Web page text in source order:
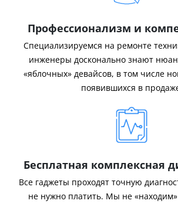
Профессионализм и
Специализируемся на ремонте
инженеры досконально знают
«яблочных» девайсов, в том числе
появившихся в
Бесплатная комплексная
Все гаджеты проходят точную
не нужно платить. Мы не